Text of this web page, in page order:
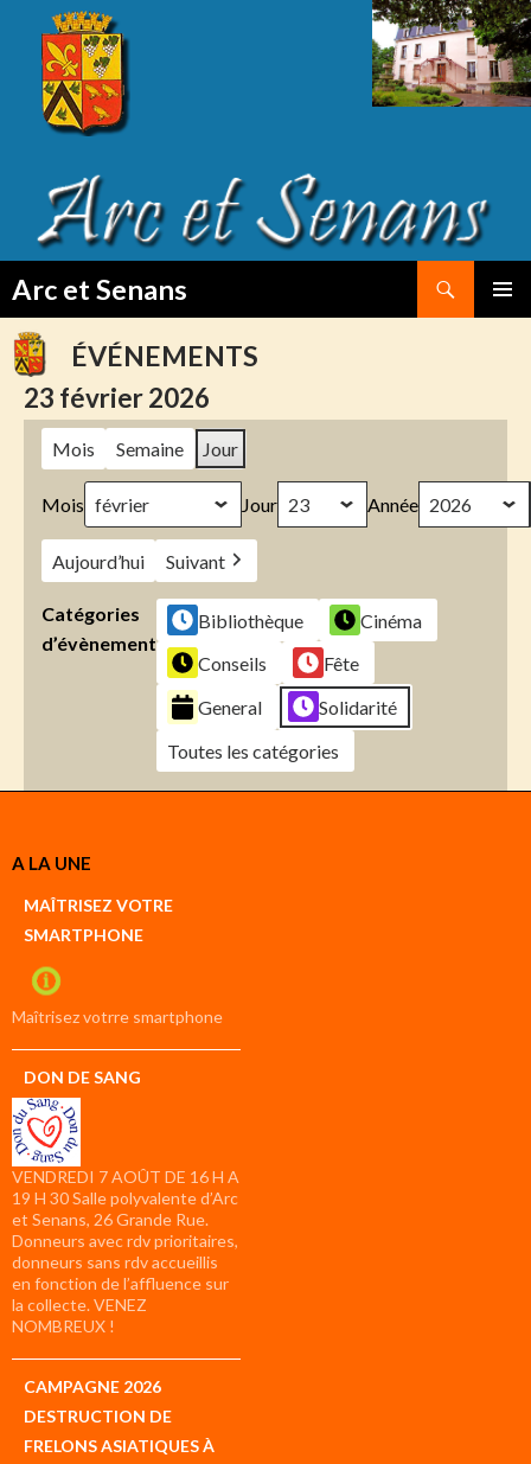
Arc et Senans
TO
CONTENTÉVÉNEMENTS
23 février 2026
Mois Semaine Jour
Mois Jour Année
Aujourd’hui Suivant
Catégories
d’évènement
Bibliothèque
Cinéma
Conseils
Fête
General
Solidarité
Toutes les catégories
Créer
compte
compte
A LA UNE
MAÎTRISEZ VOTRE
SMARTPHONE
Maîtrisez votrre smartphone
DON DE SANG
VENDREDI 7 AOÛT DE 16 H A
19 H 30 Salle polyvalente d’Arc
et Senans, 26 Grande Rue.
Donneurs avec rdv prioritaires,
donneurs sans rdv accueillis
en fonction de l’affluence sur
la collecte. VENEZ
NOMBREUX !
CAMPAGNE 2026
DESTRUCTION DE
FRELONS ASIATIQUES À